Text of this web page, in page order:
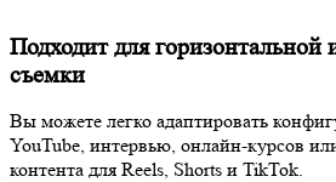
Подходит для горизонтальной
съемки
Вы можете легко адаптировать
YouTube, интервью, онлайн-курсов
контента для Reels, Shorts и TikTok.